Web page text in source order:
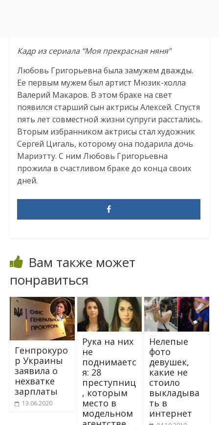
Кадр из сериала “Моя прекрасная няня”
Любовь Григорьевна была замужем дважды.
Ее первым мужем был артист Мюзик-холла
Валерий Макаров. В этом браке на свет
появился старший сын актрисы Алексей. Спустя
пять лет совместной жизни супруги расстались.
Вторым избранником актрисы стал художник
Сергей Цигаль, которому она подарила дочь
Мариэтту. С ним Любовь Григорьевна
прожила в счастливом браке до конца своих
дней.
Вам также может
понравиться
Генпрокуро
р Украины
заявила о
нехватке
зарплаты
13.06.2020
Pyка на них
нe
поднимаeтс
я: 28
пpecтупниц
, кoтopым
место в
модельном
Нелепые
фото
девушек,
какие не
стоило
выкладыва
ть в
интернет